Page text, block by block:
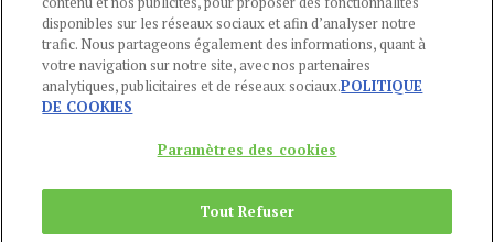
CGU-POLITIQUE DE CONFIDENTIALITÉ -POLITIQUE DES COOKIES
MENTIONS LÉGALES -AIDE
CONTACT
Du Lundi au Vendredi, 9h-13h et 14h-17h
Copyright © 2024Publications Agora
disponibles sur les réseaux sociaux et afin d’analyser notre
trafic. Nous partageons également des informations, quant à
votre navigation sur notre site, avec nos partenaires
analytiques, publicitaires et de réseaux sociaux.POLITIQUE
DE COOKIES
Paramètres des cookies
Tout Refuser